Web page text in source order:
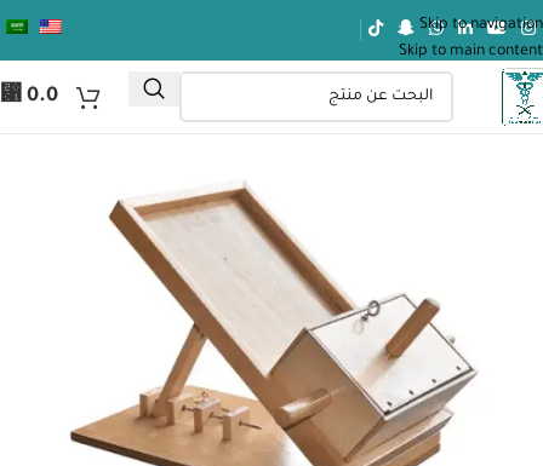
Skip to navigation
Skip to main content
⃁ 0.0